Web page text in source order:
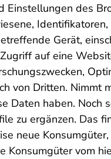
Einstellungen des
Gerät,
auf eine
von Dritten.
Daten haben. Noch
zu ergänzen. Das
neue
Konsumgüter vom